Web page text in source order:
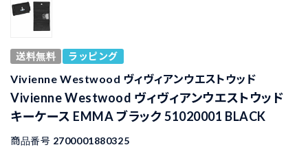
送料無料 ラッピング
Vivienne Westwood ヴィヴィアンウエストウッド
Vivienne Westwood ヴィヴィアンウエストウッド
キーケース EMMA ブラック 51020001 BLACK
商品番号 2700001880325